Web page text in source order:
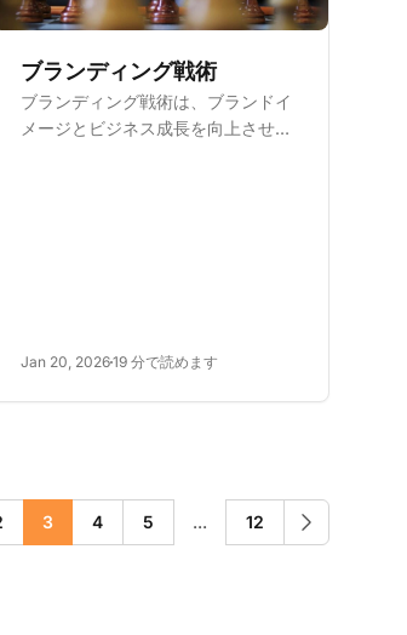
ブランディング戦術
ブランディング戦術は、ブランドイ
メージとビジネス成長を向上させる
Jan 20, 202619 分で読めます
3 4 5 ... 12
次へ